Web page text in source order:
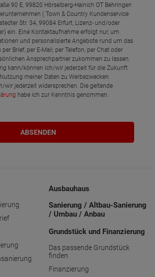
90 E, 99820 Hörselberg-Hainich OT Behringen
( Town & Country Kundenservice
Str. 34, 99084 Erfurt, Lizenz- und/oder
ein. Eine Kontaktaufnahme erfolgt nur, um
und personalisierte Angebote rund um das
Brief, per E-Mail, per Telefon, per Chat oder
Ansprechpartner zukommen zu lassen.
kann/können ich/wir jederzeit für die Zukunft
Nutzung meiner Daten zu Werbezwecken
wir jederzeit widersprechen. Die geltende
habe ich zur Kenntnis genommen.
Ausbauhaus
Sanierung / Altbau-Sanierung
/ Umbau / Anbau
Grundstück und Finanzierung
Das passende Grundstück
finden
Finanzierung